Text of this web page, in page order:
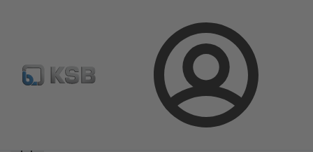
Bejelentkezés
Termékkatalógus BOA-Control PIC